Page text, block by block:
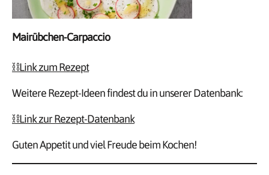
Mairübchen-Carpaccio
⛓️Link zum Rezept
Weitere Rezept-Ideen findest du in unserer Datenbank:
⛓️Link zur Rezept-Datenbank
Guten Appetit und viel Freude beim Kochen!